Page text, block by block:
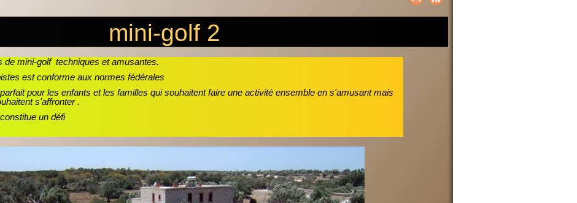
mini-golf 2
de mini-golf techniques et amusantes.
est conforme aux normes fédérales
pour les enfants et les familles qui souhaitent faire une activité ensemble en s'amusant mais
s'affronter .
un défi